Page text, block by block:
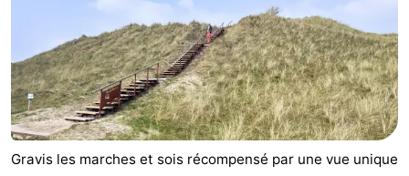
Gravis les marches et sois récompensé par une vue unique